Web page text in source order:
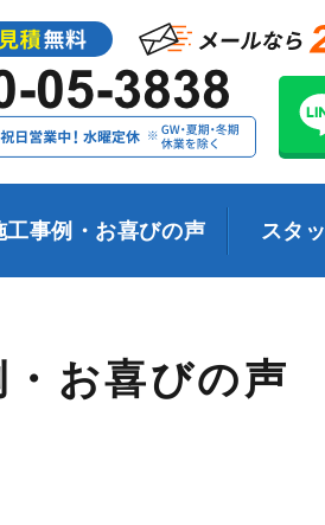
工事例・お喜びの声 スタ
お喜びの声